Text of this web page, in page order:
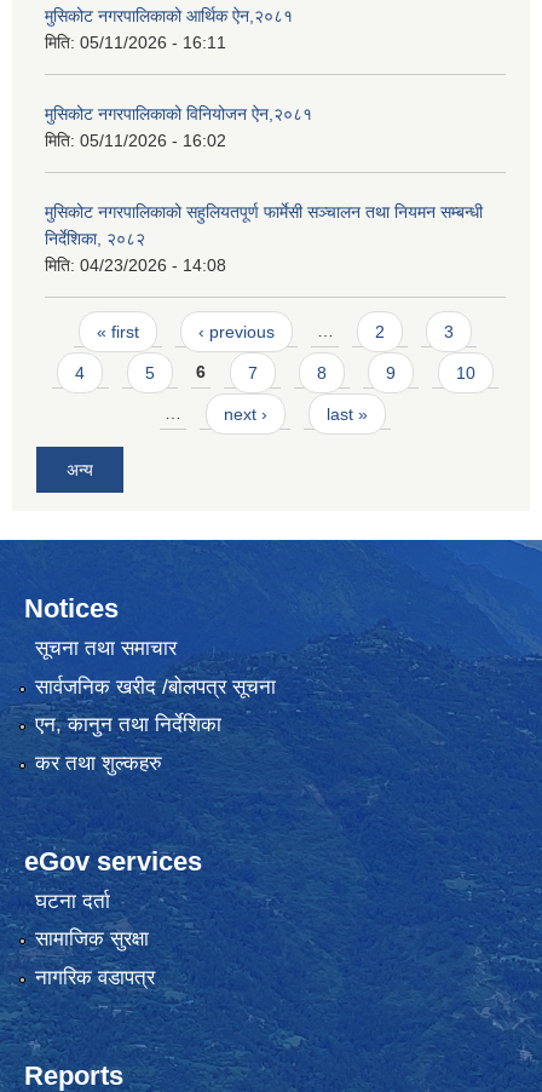
मुसिकोट नगरपालिकाको आर्थिक ऐन,२०८१
मिति: 05/11/2026 - 16:11
मुसिकोट नगरपालिकाको विनियोजन ऐन,२०८१
मिति: 05/11/2026 - 16:02
मुसिकोट नगरपालिकाको सहुलियतपूर्ण फार्मेसी सञ्चालन तथा नियमन सम्बन्धी
निर्देशिका, २०८२
मिति: 04/23/2026 - 14:08
Pages
« first ‹ previous … 2 3
4 5 6 7 8 9 10
… next › last »
अन्य
Notices
सूचना तथा समाचार
सार्वजनिक खरीद /बोलपत्र सूचना
एन, कानुन तथा निर्देशिका
कर तथा शुल्कहरु
eGov services
घटना दर्ता
सामाजिक सुरक्षा
नागरिक वडापत्र
Reports